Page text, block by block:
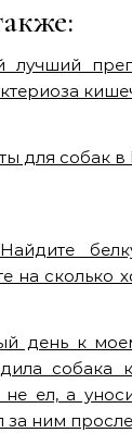
лучший
для собак в
на сколько
день к
собака
ел, а
за ним